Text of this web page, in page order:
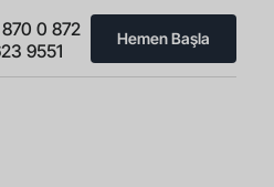
0 872
9551
Hemen Başla